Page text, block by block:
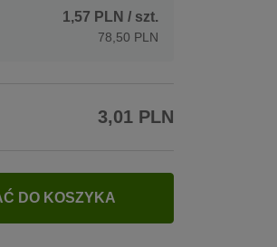
1,57 PLN / szt.
78,50 PLN
3,01 PLN
DO KOSZYKA